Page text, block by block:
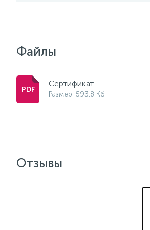
Файлы
Сертификат
Размер: 593.8 Кб
Отзывы